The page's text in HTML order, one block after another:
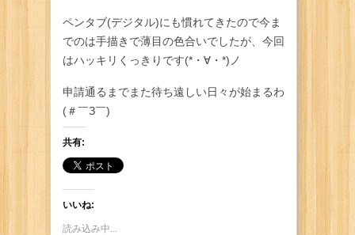
ペンタブ(デジタル)にも慣れてきたので今ま
でのは手描きで薄目の色合いでしたが、今回
はハッキリくっきりです(*・∀・*)ノ
申請通るまでまた待ち遠しい日々が始まるわ
(＃￣З￣)
共有:
いいね:
読み込み中...